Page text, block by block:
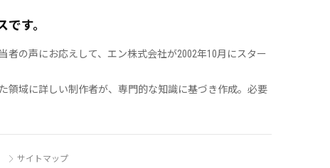
す。
の声にお応えして、エン株式会社が2002年10月にスター
領域に詳しい制作者が、専門的な知識に基づき作成。必要
サイトマップ